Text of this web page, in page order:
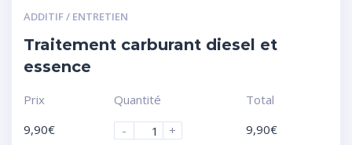
ADDITIF / ENTRETIEN
Traitement carburant diesel et
essence
Prix
9,90€
Quantité
-
+
Total
9,90€